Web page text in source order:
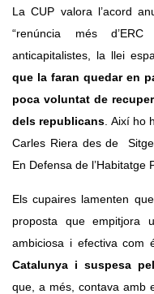
La CUP valora l’acord
“renúncia més
anticapitalistes, la llei
que la faran quedar en
poca voluntat de
dels republicans. Així ho
Carles Riera des de
En Defensa de l’Habitatge
Els cupaires lamenten
proposta que empitjora
ambiciosa i efectiva com
Catalunya i suspesa
que, a més, contava amb